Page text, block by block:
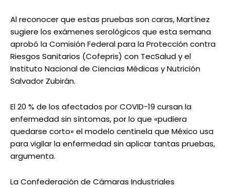
Al reconocer que estas pruebas son caras, Martínez
sugiere los exámenes serológicos que esta semana
aprobó la Comisión Federal para la Protección contra
Riesgos Sanitarios (Cofepris) con TecSalud y el
Instituto Nacional de Ciencias Médicas y Nutrición
Salvador Zubirán.
El 20 % de los afectados por COVID-19 cursan la
enfermedad sin síntomas, por lo que «pudiera
quedarse corto» el modelo centinela que México usa
para vigilar la enfermedad sin aplicar tantas pruebas,
argumenta.
La Confederación de Cámaras Industriales